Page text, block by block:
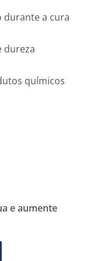
durante a cura
dureza
químicos
e aumente